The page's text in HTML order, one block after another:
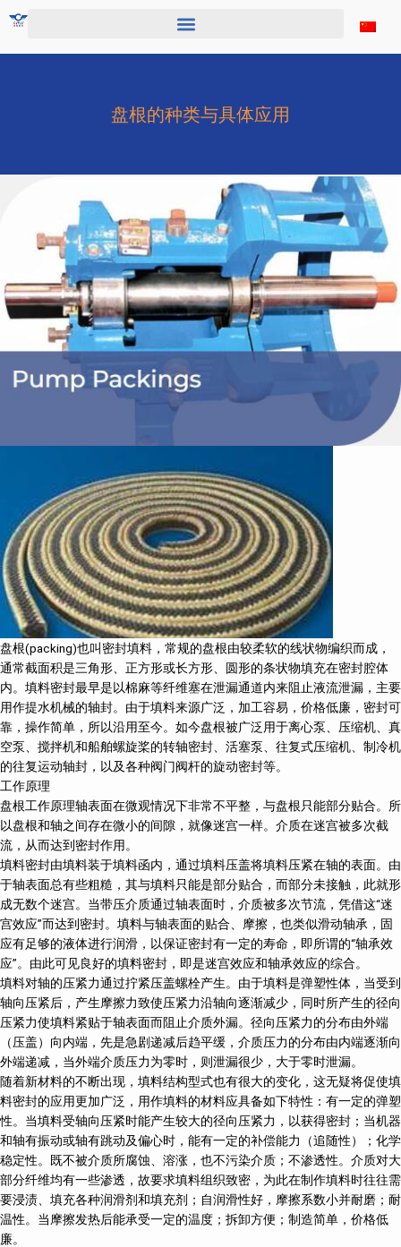
盘根的种类与具体应用
盘根(packing)也叫密封填料，常规的盘根由较柔软的线状物编织而成，
通常截面积是三角形、正方形或长方形、圆形的条状物填充在密封腔体
内。填料密封最早是以棉麻等纤维塞在泄漏通道内来阻止液流泄漏，主要
用作提水机械的轴封。由于填料来源广泛，加工容易，价格低廉，密封可
靠，操作简单，所以沿用至今。如今盘根被广泛用于离心泵、压缩机、真
空泵、搅拌机和船舶螺旋桨的转轴密封、活塞泵、往复式压缩机、制冷机
的往复运动轴封，以及各种阀门阀杆的旋动密封等。
工作原理
盘根工作原理轴表面在微观情况下非常不平整，与盘根只能部分贴合。所
以盘根和轴之间存在微小的间隙，就像迷宫一样。介质在迷宫被多次截
流，从而达到密封作用。
填料密封由填料装于填料函内，通过填料压盖将填料压紧在轴的表面。由
于轴表面总有些粗糙，其与填料只能是部分贴合，而部分未接触，此就形
成无数个迷宫。当带压介质通过轴表面时，介质被多次节流，凭借这“迷
宫效应”而达到密封。填料与轴表面的贴合、摩擦，也类似滑动轴承，固
应有足够的液体进行润滑，以保证密封有一定的寿命，即所谓的“轴承效
应”。由此可见良好的填料密封，即是迷宫效应和轴承效应的综合。
填料对轴的压紧力通过拧紧压盖螺栓产生。由于填料是弹塑性体，当受到
轴向压紧后，产生摩擦力致使压紧力沿轴向逐渐减少，同时所产生的径向
压紧力使填料紧贴于轴表面而阻止介质外漏。径向压紧力的分布由外端
（压盖）向内端，先是急剧递减后趋平缓，介质压力的分布由内端逐渐向
外端递减，当外端介质压力为零时，则泄漏很少，大于零时泄漏。
随着新材料的不断出现，填料结构型式也有很大的变化，这无疑将促使填
料密封的应用更加广泛，用作填料的材料应具备如下特性：有一定的弹塑
性。当填料受轴向压紧时能产生较大的径向压紧力，以获得密封；当机器
和轴有振动或轴有跳动及偏心时，能有一定的补偿能力（追随性）；化学
稳定性。既不被介质所腐蚀、溶涨，也不污染介质；不渗透性。介质对大
部分纤维均有一些渗透，故要求填料组织致密，为此在制作填料时往往需
要浸渍、填充各种润滑剂和填充剂；自润滑性好，摩擦系数小并耐磨；耐
温性。当摩擦发热后能承受一定的温度；拆卸方便；制造简单，价格低
廉。